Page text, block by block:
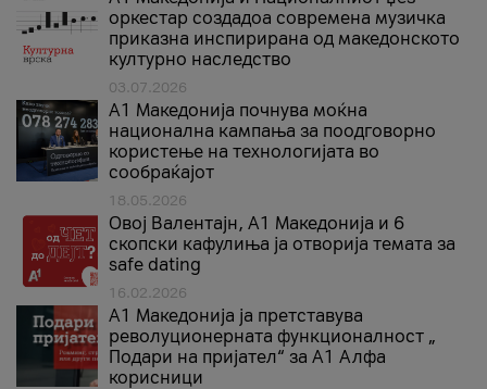
оркестар создадоа современа музичка
приказна инспирирана од македонското
културно наследство
03.07.2026
A1 Македонија почнува моќна
национална кампања за поодговорно
користење на технологијата во
сообраќајот
18.05.2026
Овој Валентајн, A1 Македонија и 6
скопски кафулиња ја отворија темата за
safe dating
16.02.2026
А1 Македонија ја претставува
револуционерната функционалност „
Подари на пријател“ за А1 Алфа
корисници